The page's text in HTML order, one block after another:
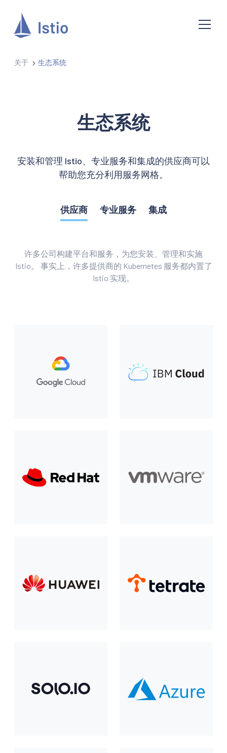
关于 生态系统
生态系统
安装和管理 Istio、专业服务和集成的供应商可以
帮助您充分利用服务网格。
供应商 专业服务 集成
许多公司构建平台和服务，为您安装、管理和实施
Istio。 事实上，许多提供商的 Kubernetes 服务都内置了
Istio 实现。